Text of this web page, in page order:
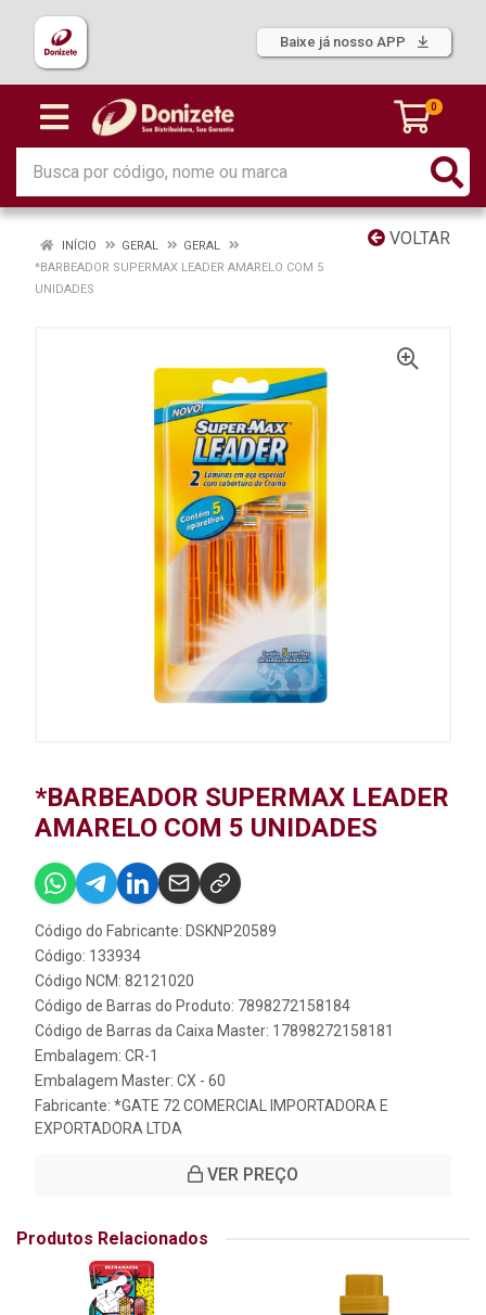
Baixe já nosso APP
0
VOLTAR
INÍCIO GERAL
GERAL
*BARBEADOR SUPERMAX LEADER AMARELO COM 5
UNIDADES
*BARBEADOR SUPERMAX LEADER
AMARELO COM 5 UNIDADES
Código do Fabricante: DSKNP20589
Código: 133934
Código NCM: 82121020
Código de Barras do Produto: 7898272158184
Código de Barras da Caixa Master: 17898272158181
Embalagem: CR-1
Embalagem Master: CX - 60
Fabricante: *GATE 72 COMERCIAL IMPORTADORA E
EXPORTADORA LTDA
VER PREÇO
Produtos Relacionados